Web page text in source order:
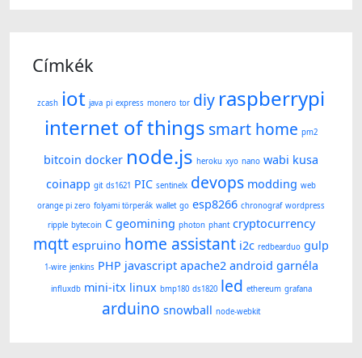
Címkék
zcash iot java pi express monero tor diy raspberrypi
internet of things smart home pm2
bitcoin docker node.js heroku xyo nano wabi kusa
coinapp git ds1621 PIC sentinelx devops modding web
orange pi zero folyami törperák wallet go esp8266 chronograf wordpress
ripple bytecoin C geomining photon phant cryptocurrency
mqtt espruino home assistant i2c redbearduo gulp
1-wire jenkins PHP javascript apache2 android garnéla
influxdb mini-itx linux bmp180 ds1820 led ethereum grafana
arduino snowball node-webkit